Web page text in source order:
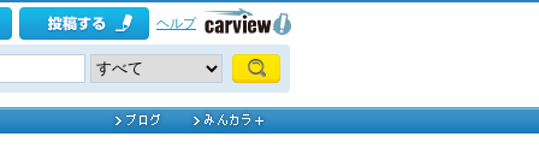
ヘルプ